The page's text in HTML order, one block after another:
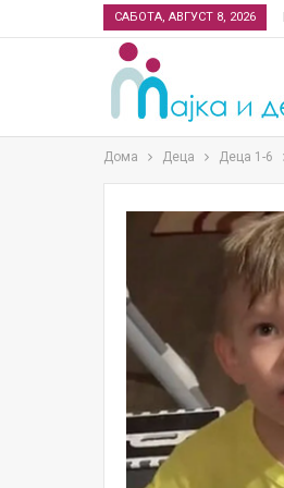
САБОТА, АВГУСТ 8, 2026
Дома Деца Деца 1-6